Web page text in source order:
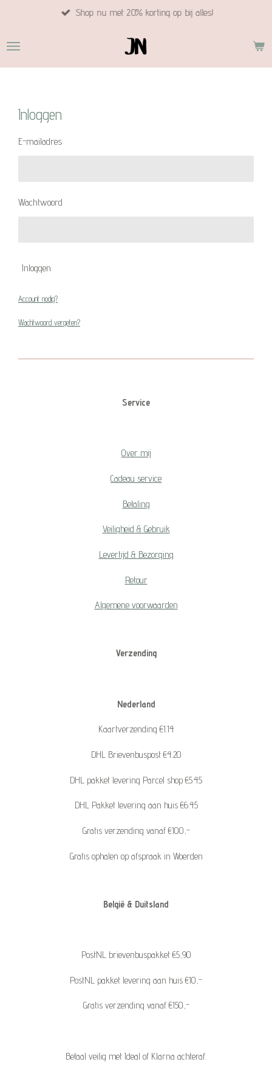
naar
hoofdinhoud
Shop nu met 20% korting op bij alles!
Inloggen
E-mailadres
Wachtwoord
Inloggen
Account nodig?
Wachtwoord vergeten?
Service
Over mij
Cadeau service
Betaling
Veiligheid & Gebruik
Levertijd & Bezorging
Retour
Algemene voorwaarden
Verzending
Nederland
Kaartverzending €1.14
DHL Brievenbuspost €4.20
DHL pakket levering Parcel shop €5.45
DHL Pakket levering aan huis €6.45
Gratis verzending vanaf €100,-
Gratis ophalen op afspraak in Woerden
België & Duitsland
PostNL brievenbuspakket €5,90
PostNL pakket levering aan huis €10,-
Gratis verzending vanaf €150,-
Betaal veilig met Ideal of Klarna achteraf.